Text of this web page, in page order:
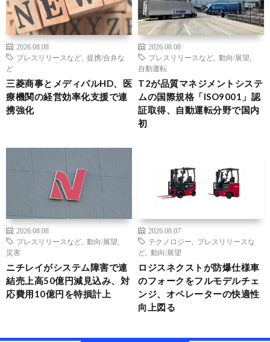
2026.08.08
プレスリリースなど
提携/合弁な
ど
三菱商事とメディパルHD、医
療機関の経営効率化支援で連
携強化
2026.08.08
プレスリリースなど
動向/展望
自動運転
T2が品質マネジメントシステ
ムの国際規格「ISO9001」認
証取得、自動運転分野で国内
初
2026.08.08
プレスリリースなど
動向/展望
災害
ニチレイがシステム障害で連
結売上高50億円減見込み、対
応費用10億円を特損計上
2026.08.07
テクノロジー
プレスリリースな
ど
動向/展望
ロジスネクストが防爆仕様車
のフォークをフルモデルチェ
ンジ、オペレーターの快適性
向上図る